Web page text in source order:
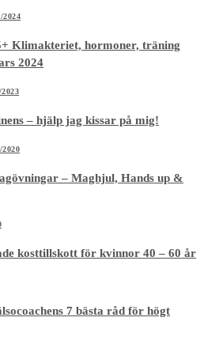
2024
Klimakteriet, hormoner, träning
2024
2023
– hjälp jag kissar på mig!
2020
– Maghjul, Hands up &
kosttillskott för kvinnor 40 – 60 år
7 bästa råd för högt